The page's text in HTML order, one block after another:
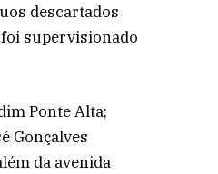
descartados
supervisionado
Ponte Alta;
Gonçalves
da avenida